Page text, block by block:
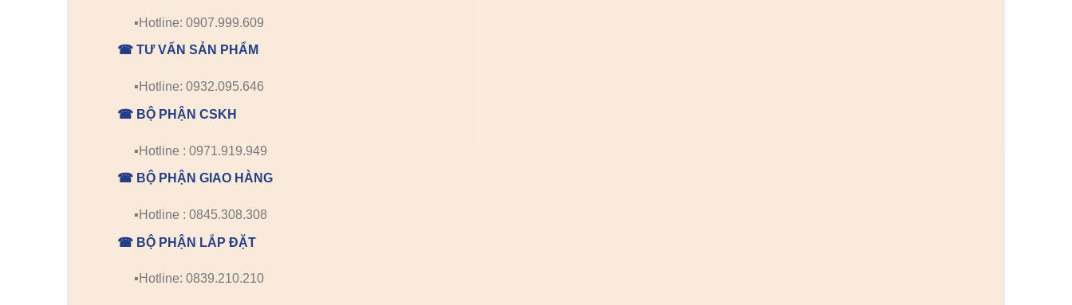
▪️Hotline: 0907.999.609
☎ TƯ VẤN SẢN PHẨM
▪️Hotline: 0932.095.646
☎ BỘ PHẬN CSKH
▪️Hotline : 0971.919.949
☎ BỘ PHẬN GIAO HÀNG
▪️Hotline : 0845.308.308
☎ BỘ PHẬN LẮP ĐẶT
▪️Hotline: 0839.210.210